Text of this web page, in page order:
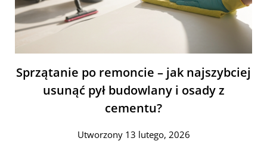
Sprzątanie po remoncie – jak najszybciej
usunąć pył budowlany i osady z
cementu?
Utworzony 13 lutego, 2026